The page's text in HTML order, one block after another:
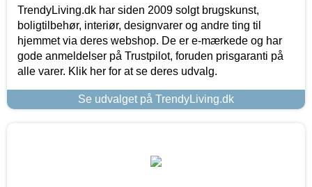
TrendyLiving.dk har siden 2009 solgt brugskunst,
boligtilbehør, interiør, designvarer og andre ting til
hjemmet via deres webshop. De er e-mærkede og har
gode anmeldelser på Trustpilot, foruden prisgaranti på
alle varer. Klik her for at se deres udvalg.
Se udvalget på TrendyLiving.dk